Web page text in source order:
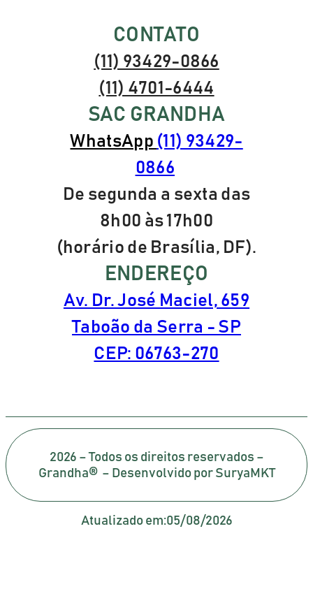
fragilizados por
escovas progressivas.
CONTATO
(11) 93429-0866
(11) 4701-6444
SAC GRANDHA
WhatsApp (11) 93429-
0866
De segunda a sexta das
8h00 às 17h00
(horário de Brasília, DF).
ENDEREÇO
Av. Dr. José Maciel, 659
Taboão da Serra - SP
CEP: 06763-270
2026 – Todos os direitos reservados –
Grandha® – Desenvolvido por SuryaMKT
Atualizado em:05/08/2026